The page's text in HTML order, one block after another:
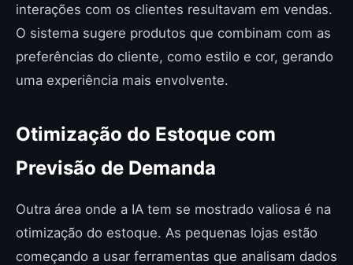
interações com os clientes resultavam em vendas.
O sistema sugere produtos que combinam com as
preferências do cliente, como estilo e cor, gerando
uma experiência mais envolvente.
Otimização do Estoque com
Previsão de Demanda
Outra área onde a IA tem se mostrado valiosa é na
otimização do estoque. As pequenas lojas estão
começando a usar ferramentas que analisam dados